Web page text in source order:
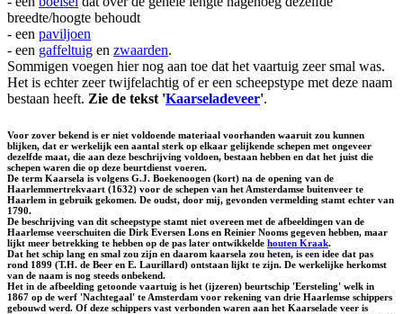
breedte/hoogte behoudt
- een paviljoen
- een gaffeltuig en zwaarden.
Sommigen voegen hier nog aan toe dat het vaartuig zeer smal was.
Het is echter zeer twijfelachtig of er een scheepstype met deze naam
bestaan heeft. Zie de tekst 'Kaarseladeveer'.
Voor zover bekend is er niet voldoende materiaal voorhanden waaruit zou kunnen
blijken, dat er werkelijk een aantal sterk op elkaar gelijkende schepen met ongeveer
dezelfde maat, die aan deze beschrijving voldoen, bestaan hebben en dat het juist die
schepen waren die op deze beurtdienst voeren.
De term Kaarsela is volgens G.J. Boekenoogen (kort) na de opening van de
Haarlemmertrekvaart (1632) voor de schepen van het Amsterdamse buitenveer te
Haarlem in gebruik gekomen. De oudst, door mij, gevonden vermelding stamt echter van
1790.
De beschrijving van dit scheepstype stamt niet overeen met de afbeeldingen van de
Haarlemse veerschuiten die Dirk Eversen Lons en Reinier Nooms gegeven hebben, maar
lijkt meer betrekking te hebben op de pas later ontwikkelde houten Kraak.
Dat het schip lang en smal zou zijn en daarom kaarsela zou heten, is een idee dat pas
rond 1899 (T.H. de Beer en E. Laurillard) ontstaan lijkt te zijn. De werkelijke herkomst
van de naam is nog steeds onbekend.
Het in de afbeelding getoonde vaartuig is het (ijzeren) beurtschip 'Eersteling' welk in
1867 op de werf 'Nachtegaal' te Amsterdam voor rekening van drie Haarlemse schippers
gebouwd werd. Of deze schippers vast verbonden waren aan het Kaarselade veer is